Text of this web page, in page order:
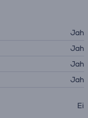
Jah
Jah
Jah
Jah
Ei